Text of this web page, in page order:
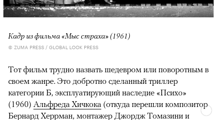
Кадр из фильма «Мыс страха» (1961)
© ZUMA PRESS / GLOBAL LOOK PRESS
Тот фильм трудно назвать шедевром или поворотным в
своем жанре. Это добротно сделанный триллер
категории Б, эксплуатирующий наследие «Психо»
(1960) Альфреда Хичкока (откуда перешли композитор
Бернард Херрман, монтажер Джордж Томазини и